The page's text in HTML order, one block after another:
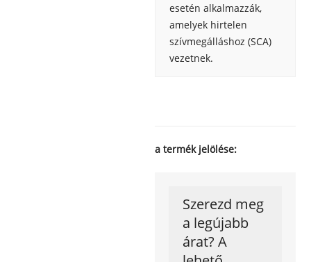
esetén alkalmazzák,
amelyek hirtelen
szívmegálláshoz (SCA)
vezetnek.
a termék jelölése:
Szerezd meg
a legújabb
árat? A